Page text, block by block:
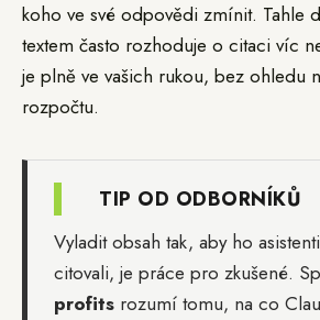
koho ve své odpovědi zmínit. Tahle
textem často rozhoduje o citaci víc
je plně ve vašich rukou, bez ohledu
rozpočtu.
TIP OD ODBORNÍKŮ
Vyladit obsah tak, aby ho
citovali, je práce pro zkušené.
profits rozumí tomu, na co